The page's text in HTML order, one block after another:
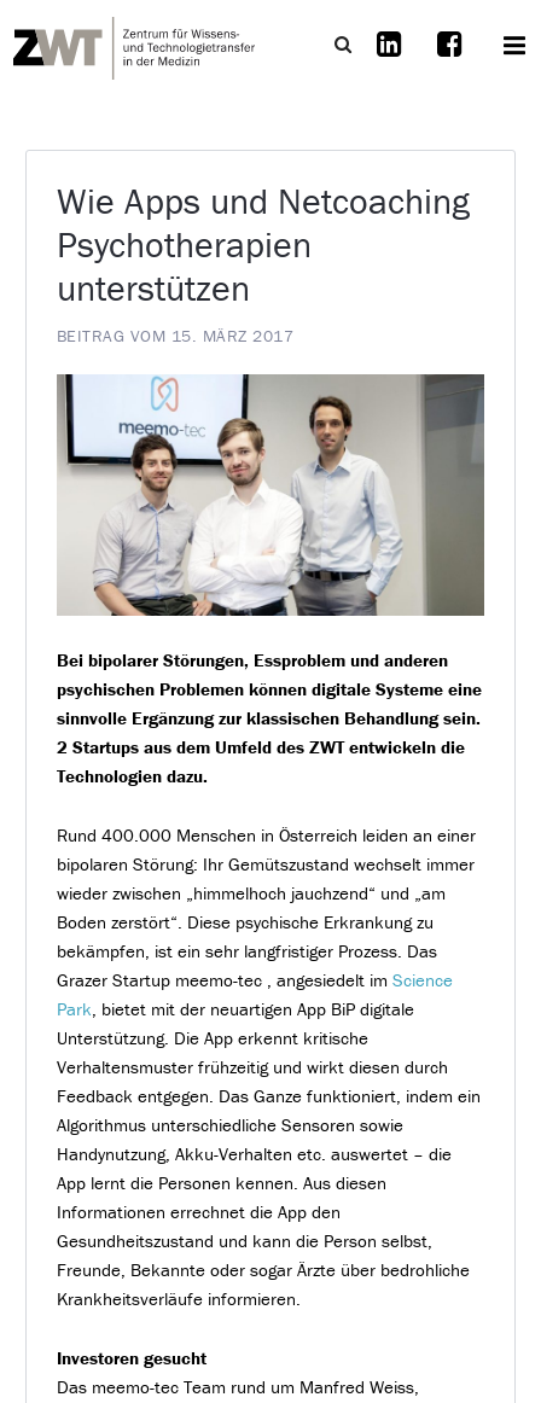
Wie Apps und Netcoaching
Psychotherapien
unterstützen
BEITRAG VOM 15. MÄRZ 2017
Bei bipolarer Störungen, Essproblem und anderen
psychischen Problemen können digitale Systeme eine
sinnvolle Ergänzung zur klassischen Behandlung sein.
2 Startups aus dem Umfeld des ZWT entwickeln die
Technologien dazu.
Rund 400.000 Menschen in Österreich leiden an einer
bipolaren Störung: Ihr Gemütszustand wechselt immer
wieder zwischen „himmelhoch jauchzend“ und „am
Boden zerstört“. Diese psychische Erkrankung zu
bekämpfen, ist ein sehr langfristiger Prozess. Das
Grazer Startup meemo-tec , angesiedelt im Science
Park, bietet mit der neuartigen App BiP digitale
Unterstützung. Die App erkennt kritische
Verhaltensmuster frühzeitig und wirkt diesen durch
Feedback entgegen. Das Ganze funktioniert, indem ein
Algorithmus unterschiedliche Sensoren sowie
Handynutzung, Akku-Verhalten etc. auswertet – die
App lernt die Personen kennen. Aus diesen
Informationen errechnet die App den
Gesundheitszustand und kann die Person selbst,
Freunde, Bekannte oder sogar Ärzte über bedrohliche
Krankheitsverläufe informieren.
Investoren gesucht
Das meemo-tec Team rund um Manfred Weiss,